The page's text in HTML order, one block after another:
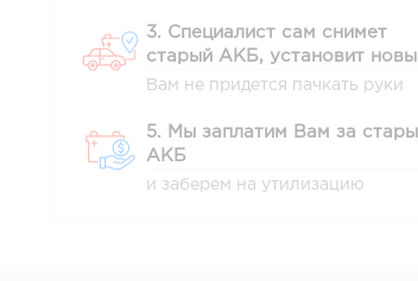
3. Специалист сам снимет
старый АКБ, установит
Вам не придется пачкать руки
5. Мы заплатим Вам за
АКБ
и заберем на утилизацию